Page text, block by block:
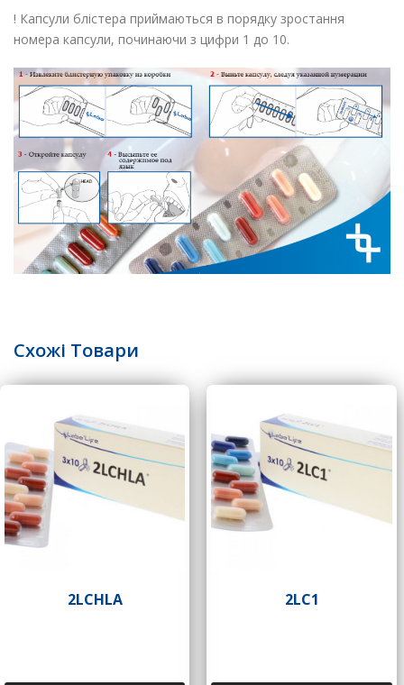
! Капсули блістера приймаються в порядку зростання
номера капсули, починаючи з цифри 1 до 10.
Схожі Товари
2LCHLA 2LC1